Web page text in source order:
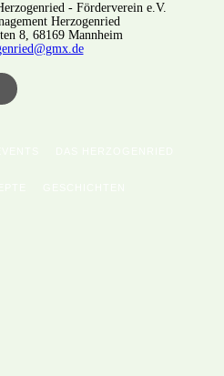
- Förderverein e.V.
Herzogenried
8, 68169 Mannheim